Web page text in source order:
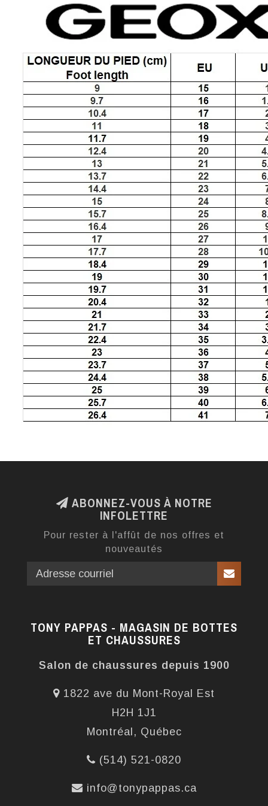
ABONNEZ-VOUS À NOTRE
INFOLETTRE
Pour rester à l'affût de nos offres et
nouveautés
TONY PAPPAS - MAGASIN DE BOTTES
ET CHAUSSURES
Salon de chaussures depuis 1900
1822 ave du Mont-Royal Est
H2H 1J1
Montréal, Québec
(514) 521-0820
info@tonypappas.ca